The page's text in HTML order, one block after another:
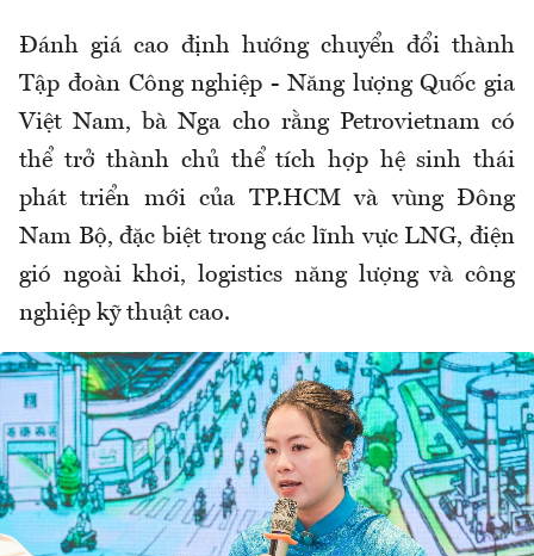
Đánh giá cao định hướng chuyển đổi thành
Tập đoàn Công nghiệp - Năng lượng Quốc gia
Việt Nam, bà Nga cho rằng Petrovietnam có
thể trở thành chủ thể tích hợp hệ sinh thái
phát triển mới của TP.HCM và vùng Đông
Nam Bộ, đặc biệt trong các lĩnh vực LNG, điện
gió ngoài khơi, logistics năng lượng và công
nghiệp kỹ thuật cao.